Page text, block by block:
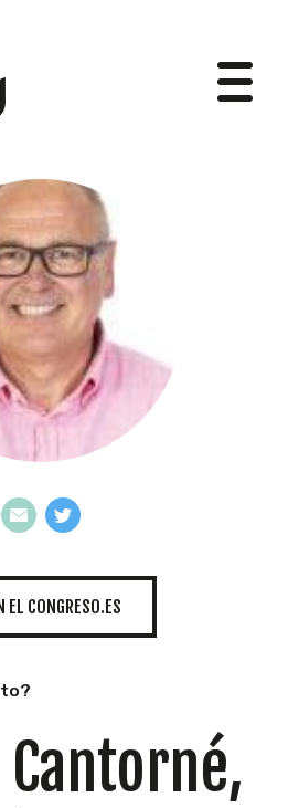
EL CONGRESO.ES